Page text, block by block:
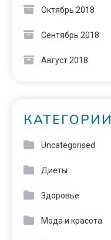
Октябрь 2018
Сентябрь 2018
Август 2018
КАТЕГОРИИ
Uncategorised
Диеты
Здоровье
Мода и красота